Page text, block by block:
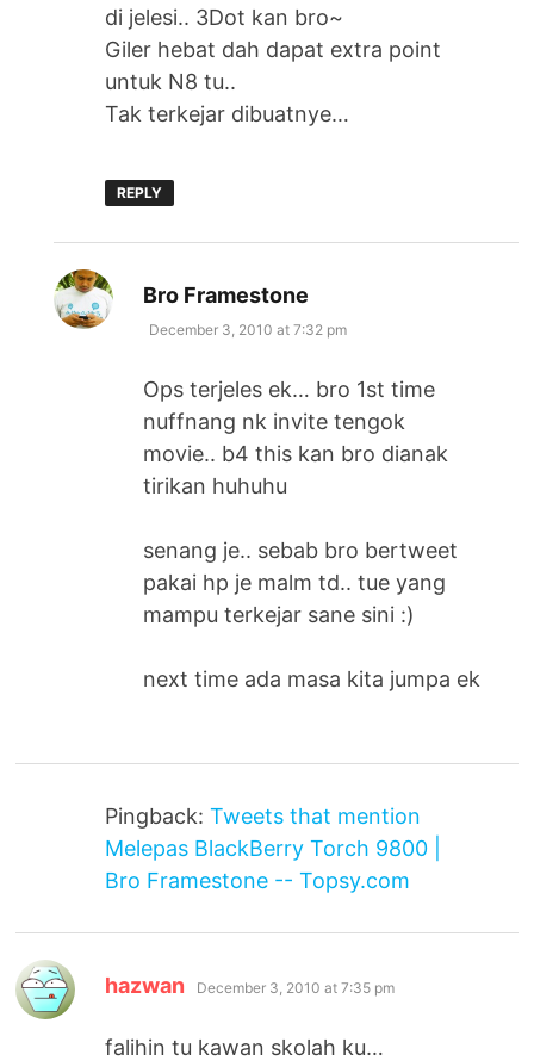
di jelesi.. 3Dot kan bro~
Giler hebat dah dapat extra point
untuk N8 tu..
Tak terkejar dibuatnye…
REPLY
Bro Framestone
December 3, 2010 at 7:32 pm
Ops terjeles ek… bro 1st time
nuffnang nk invite tengok
movie.. b4 this kan bro dianak
tirikan huhuhu
senang je.. sebab bro bertweet
pakai hp je malm td.. tue yang
mampu terkejar sane sini :)
next time ada masa kita jumpa ek
Pingback:Tweets that mention
Melepas BlackBerry Torch 9800 |
Bro Framestone -- Topsy.com
hazwan says:
December 3, 2010 at 7:35 pm
falihin tu kawan skolah ku…